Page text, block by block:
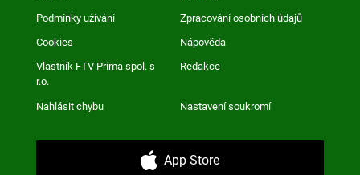
Podmínky užívání Zpracování osobních údajů
Cookies Nápověda
Vlastník FTV Prima spol. s
r.o.
Redakce
Nahlásit chybu Nastavení soukromí
App Store